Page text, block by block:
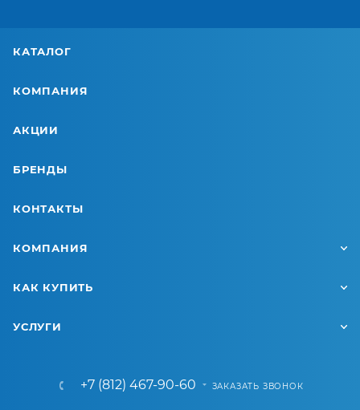
КАТАЛОГ
КОМПАНИЯ
АКЦИИ
БРЕНДЫ
КОНТАКТЫ
КОМПАНИЯ
КАК КУПИТЬ
УСЛУГИ
+7 (812) 467-90-60 ЗАКАЗАТЬ ЗВОНОК